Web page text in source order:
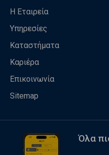
Η Εταιρεία
Υπηρεσίες
Καταστήματα
Καριέρα
Επικοινωνία
Sitemap
Όλα